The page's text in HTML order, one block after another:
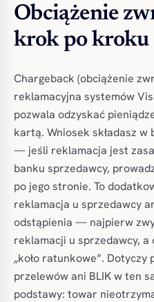
Obciążenie
krok po kroku
Chargeback (obciążenie
reklamacyjna systemów
pozwala odzyskać
kartą. Wniosek składasz
— jeśli reklamacja jest
banku sprzedawcy,
po jego stronie. To
reklamacja u sprzedawcy
odstąpienia — najpierw
reklamacji u sprzedawcy,
„koło ratunkowe”. Dotyczy
przelewów ani BLIK w ten
podstawy: towar